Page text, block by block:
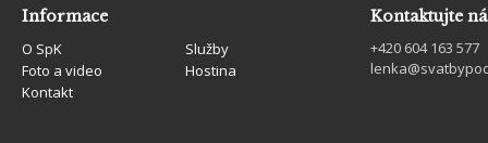
Informace
O SpK
Služby
Foto a video
Hostina
Kontakt
Kontaktujte
+420 604 163 577